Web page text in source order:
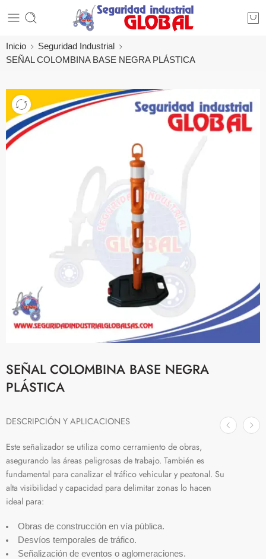
Inicio
Seguridad Industrial
SEÑAL COLOMBINA BASE NEGRA PLÁSTICA
SEÑAL COLOMBINA BASE NEGRA
PLÁSTICA
DESCRIPCIÓN Y APLICACIONES
Este señalizador se utiliza como cerramiento de obras,
asegurando las áreas peligrosas de trabajo. También es
fundamental para canalizar el tráfico vehicular y peatonal. Su
alta visibilidad y capacidad para delimitar zonas lo hacen
ideal para:
Obras de construcción en vía pública.
Desvíos temporales de tráfico.
Señalización de eventos o aglomeraciones.